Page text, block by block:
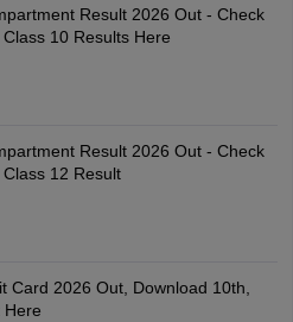
Result 2026 Out - Check
10 Results Here
Result 2026 Out - Check
12 Result
Card 2026 Out, Download 10th,
Here